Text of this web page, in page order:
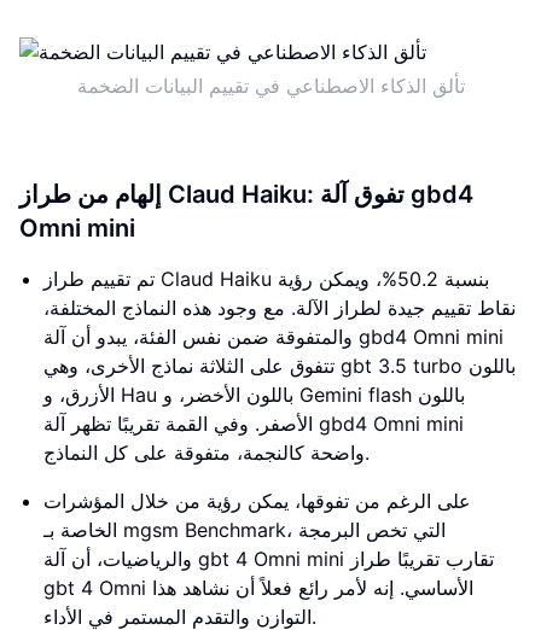
تألق الذكاء الاصطناعي في تقييم البيانات الضخمة
إلهام من طراز Claud Haiku: تفوق آلة gbd4
Omni mini
تم تقييم طراز Claud Haiku بنسبة 50.2%، ويمكن رؤية
نقاط تقييم جيدة لطراز الآلة. مع وجود هذه النماذج المختلفة،
والمتفوقة ضمن نفس الفئة، يبدو أن آلة gbd4 Omni mini
تتفوق على الثلاثة نماذج الأخرى، وهي gbt 3.5 turbo باللون
الأزرق، و Hau باللون الأخضر، و Gemini flash باللون
الأصفر. وفي القمة تقريبًا تظهر آلة gbd4 Omni mini
واضحة كالنجمة، متفوقة على كل النماذج.
على الرغم من تفوقها، يمكن رؤية من خلال المؤشرات
الخاصة بـ mgsm Benchmark، التي تخص البرمجة
والرياضيات، أن آلة gbt 4 Omni mini تقارب تقريبًا طراز
gbt 4 Omni الأساسي. إنه لأمر رائع فعلاً أن نشاهد هذا
التوازن والتقدم المستمر في الأداء.